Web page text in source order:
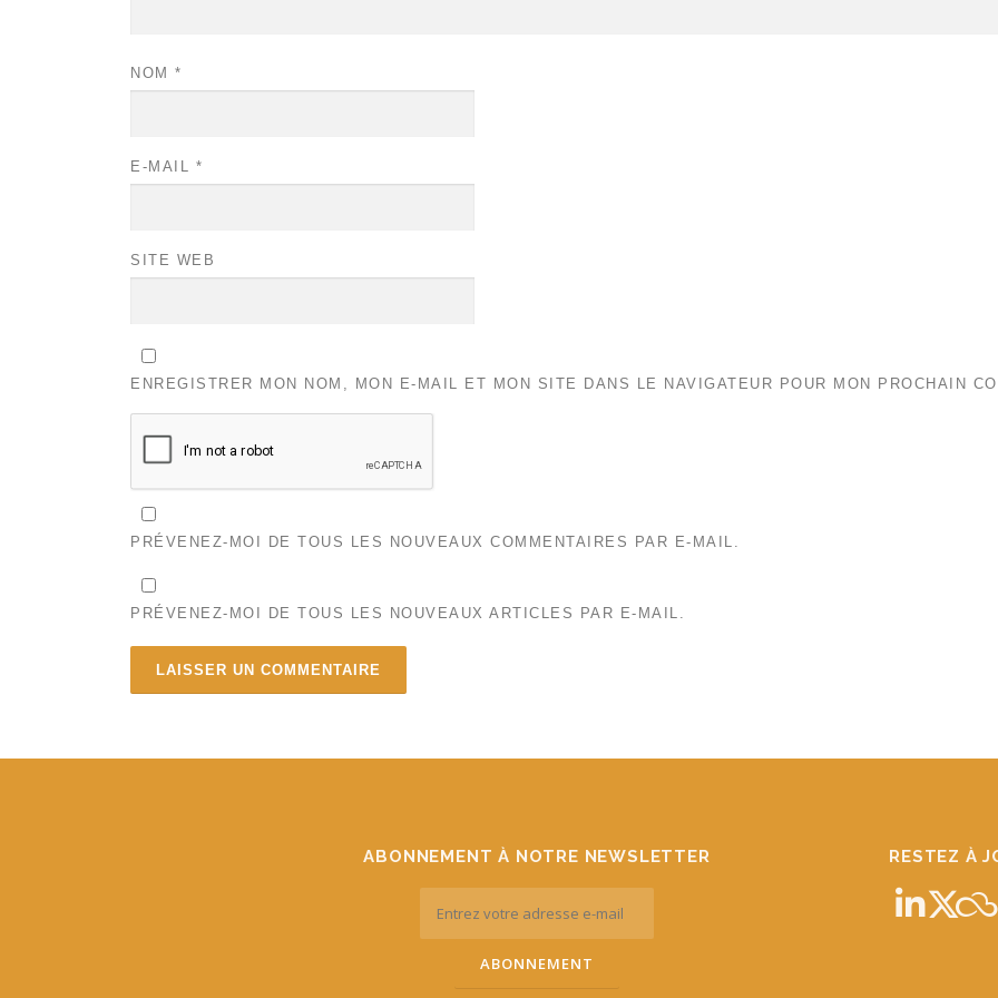
NOM *
E-MAIL *
SITE WEB
ENREGISTRER MON NOM, MON E-MAIL ET MON SITE DANS LE NAVIGATEUR POUR MON PROCHAIN
PRÉVENEZ-MOI DE TOUS LES NOUVEAUX COMMENTAIRES PAR E-MAIL.
PRÉVENEZ-MOI DE TOUS LES NOUVEAUX ARTICLES PAR E-MAIL.
ABONNEMENT À NOTRE NEWSLETTER RESTEZ À